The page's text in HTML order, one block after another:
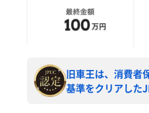
旧車王は、消費者
基準をクリアした